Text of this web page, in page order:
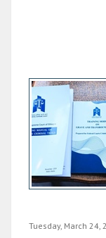
Tuesday, March 24,